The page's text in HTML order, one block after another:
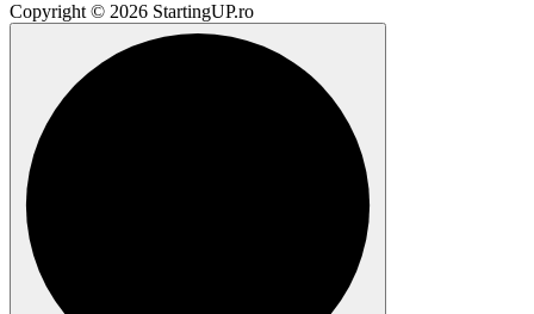
Copyright © 2026 StartingUP.ro